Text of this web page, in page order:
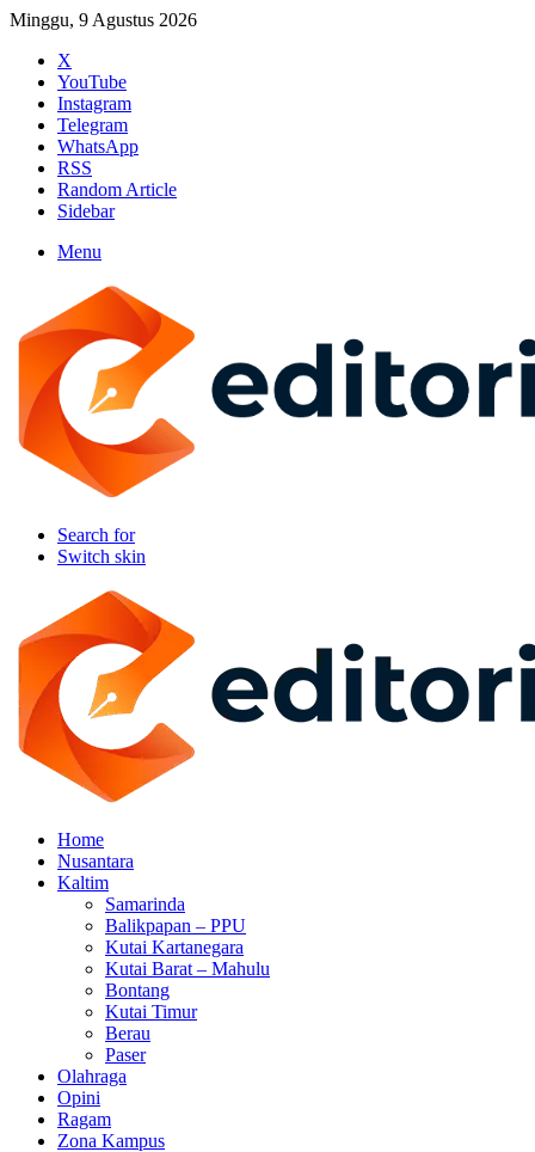
Minggu, 9 Agustus 2026
X
YouTube
Instagram
Telegram
WhatsApp
RSS
Random Article
Sidebar
Menu
Search for
Switch skin
Home
Nusantara
Kaltim
Samarinda
Balikpapan – PPU
Kutai Kartanegara
Kutai Barat – Mahulu
Bontang
Kutai Timur
Berau
Paser
Olahraga
Opini
Ragam
Zona Kampus